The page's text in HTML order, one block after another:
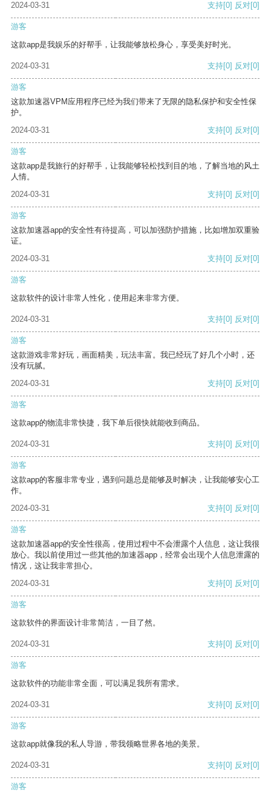
2024-03-31 支持[0] 反对[0]
游客
这款app是我娱乐的好帮手，让我能够放松身心，享受美好时光。
2024-03-31 支持[0] 反对[0]
游客
这款加速器VPM应用程序已经为我们带来了无限的隐私保护和安全性保
护。
2024-03-31
支持[0] 反对[0]
游客
这款app是我旅行的好帮手，让我能够轻松找到目的地，了解当地的风土
人情。
2024-03-31
支持[0] 反对[0]
游客
这款加速器app的安全性有待提高，可以加强防护措施，比如增加双重验
证。
2024-03-31
支持[0] 反对[0]
游客
这款软件的设计非常人性化，使用起来非常方便。
2024-03-31 支持[0] 反对[0]
游客
这款游戏非常好玩，画面精美，玩法丰富。我已经玩了好几个小时，还
没有玩腻。
2024-03-31
支持[0] 反对[0]
游客
这款app的物流非常快捷，我下单后很快就能收到商品。
2024-03-31 支持[0] 反对[0]
游客
这款app的客服非常专业，遇到问题总是能够及时解决，让我能够安心工
作。
2024-03-31
支持[0] 反对[0]
游客
这款加速器app的安全性很高，使用过程中不会泄露个人信息，这让我很
放心。我以前使用过一些其他的加速器app，经常会出现个人信息泄露的
情况，这让我非常担心。
2024-03-31
支持[0] 反对[0]
游客
这款软件的界面设计非常简洁，一目了然。
2024-03-31 支持[0] 反对[0]
游客
这款软件的功能非常全面，可以满足我所有需求。
2024-03-31 支持[0] 反对[0]
游客
这款app就像我的私人导游，带我领略世界各地的美景。
2024-03-31 支持[0] 反对[0]
游客